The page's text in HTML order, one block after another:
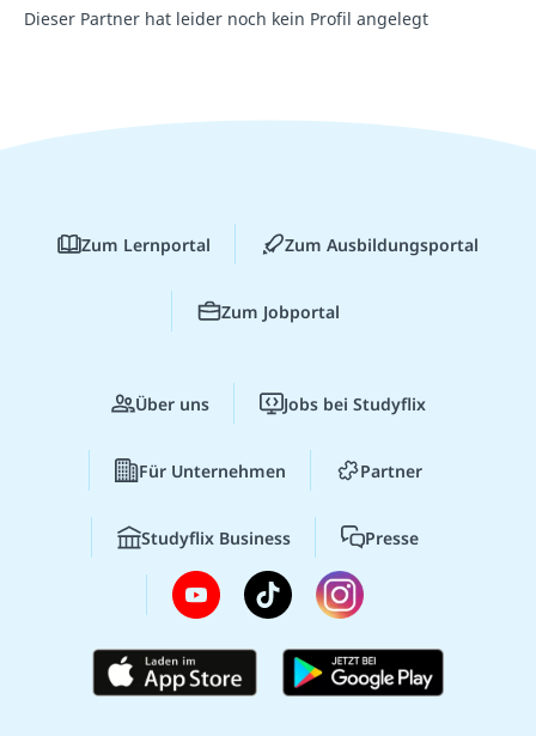
Dieser Partner hat leider noch kein Profil angelegt
Zum Lernportal Zum Ausbildungsportal
Zum Jobportal
Über uns Jobs bei Studyflix
Für Unternehmen Partner
Studyflix Business Presse